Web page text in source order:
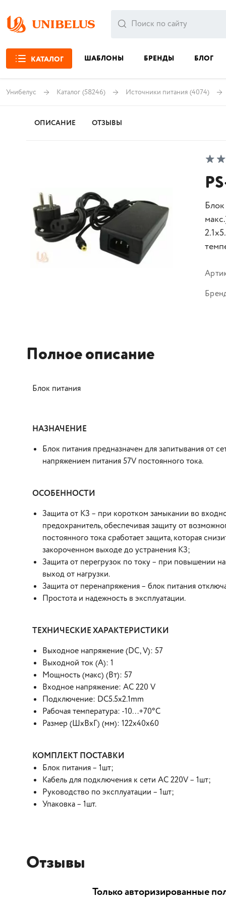
КАТАЛОГ ШАБЛОНЫ БРЕНДЫ БЛОГ
Унибелус Каталог (58246) Источники питания (4074)
ОПИСАНИЕ ОТЗЫВЫ
Блок
Полное описание
Блок питания
НАЗНАЧЕНИЕ
Блок питания предназначен для запитывания от
напряжением питания 57V постоянного тока.
ОСОБЕННОСТИ
Защита от КЗ – при коротком замыкании во
предохранитель, обеспечивая защиту от
постоянного тока сработает защита, которая
закороченном выходе до устранения КЗ;
Защита от перегрузок по току – при повышении
выход от нагрузки.
Защита от перенапряжения – блок питания
Простота и надежность в эксплуатации.
ТЕХНИЧЕСКИЕ ХАРАКТЕРИСТИКИ
Выходное напряжение (DC, V): 57
Выходной ток (А): 1
Мощность (макс) (Вт): 57
Входное напряжение: AC 220 V
Подключение: DC5.5x2.1mm
Рабочая температура: -10...+70°С
Размер (ШхВхГ) (мм): 122x40x60
КОМПЛЕКТ ПОСТАВКИ
Блок питания – 1шт;
Кабель для подключения к сети AC 220V – 1шт;
Руководство по эксплуатации – 1шт;
Упаковка – 1шт.
Отзывы
Только авторизированные